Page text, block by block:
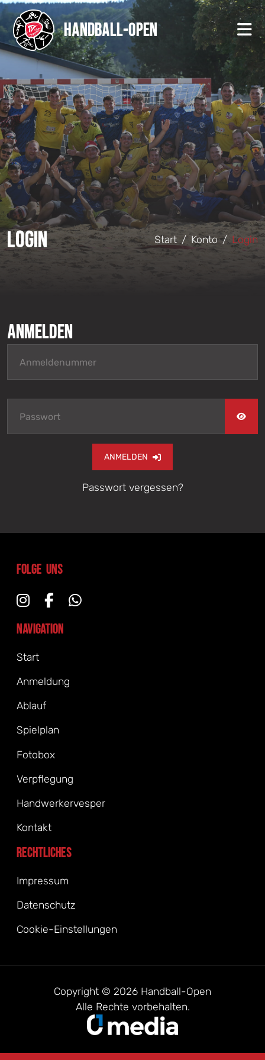
Handball-Open
Login Start Konto Login
Anmelden
ANMELDEN
Passwort vergessen?
Folge uns
Navigation
Start
Anmeldung
Ablauf
Spielplan
Fotobox
Verpflegung
Handwerkervesper
Kontakt
Rechtliches
Impressum
Datenschutz
Cookie-Einstellungen
Copyright © 2026 Handball-Open
Alle Rechte vorbehalten.